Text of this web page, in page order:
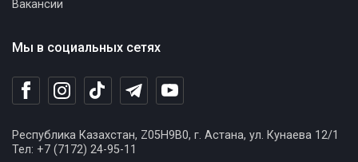
Мы в социальных сетях
Республика Казахстан, Z05H9B0, г. Астана, ул. Кунаева 12/1
Тел: +7 (7172) 24-95-11
Вакансии